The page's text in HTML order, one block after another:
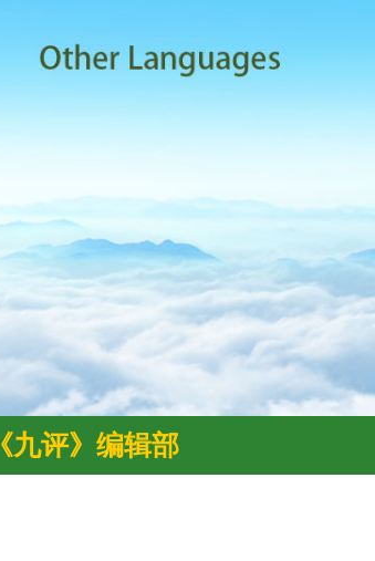
《九评》编辑部